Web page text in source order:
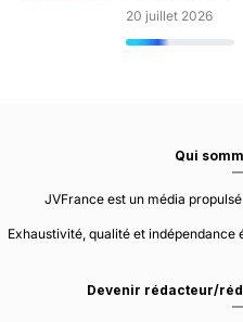
20 juillet 2026
Qui
JVFrance est un média
Exhaustivité, qualité et
Devenir rédacteur/